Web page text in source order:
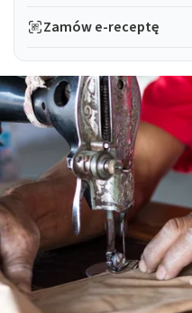
Zamów e-receptę